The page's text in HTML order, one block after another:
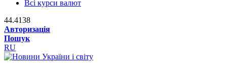
Всі курси валют
44.4138
Авторизація
Пошук
RU